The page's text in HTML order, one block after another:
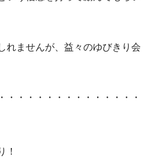
れませんが、益々のゆびきり会
・・・・・・・・・・・・・・
！